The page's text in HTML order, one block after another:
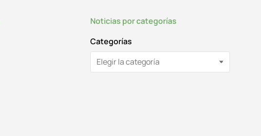
Noticias por categorías
Categorías